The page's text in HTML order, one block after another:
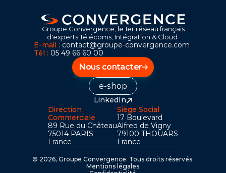
Groupe Convergence, le 1er réseau français
d'experts Télécoms, Intégration & Cloud
E-mail : contact@groupe-convergence.com
Tél : 05 49 66 60 00
Nous contacter
e-shop
LinkedIn↑
Direction
Commerciale
89 Rue du Château
75014 PARIS
France
Siège Social
17 Boulevard
Alfred de Vigny
79100 THOUARS
France
Mentions légales
© 2026, Groupe Convergence. Tous droits réservés.